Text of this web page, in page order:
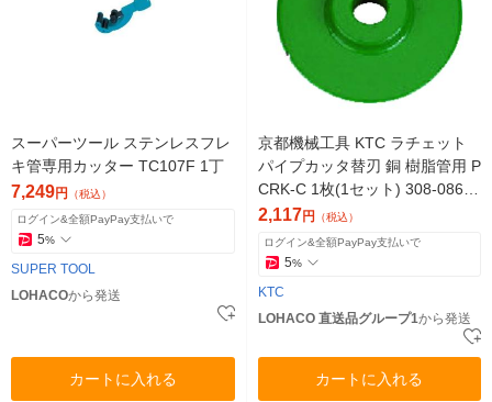
スーパーツール ステンレスフレ
キ管専用カッター TC107F 1丁
7,249円 （税込）
ログイン&全額PayPay支払いで
5%
SUPER TOOL
LOHACOから発送
カートに入れる
京都機械工具 KTC ラチェット
パイプカッタ替刃 銅 樹脂管用 P
CRK-C 1枚(1セット) 308-0862
（直送品）
2,117円 （税込）
ログイン&全額PayPay支払いで
5%
KTC
LOHACO 直送品グループ1から発送
カートに入れる